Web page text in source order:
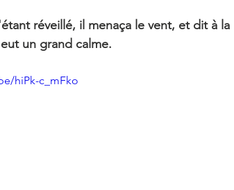
réveillé, il menaça le vent, et dit à
un grand calme.
hiPk-c_mFko